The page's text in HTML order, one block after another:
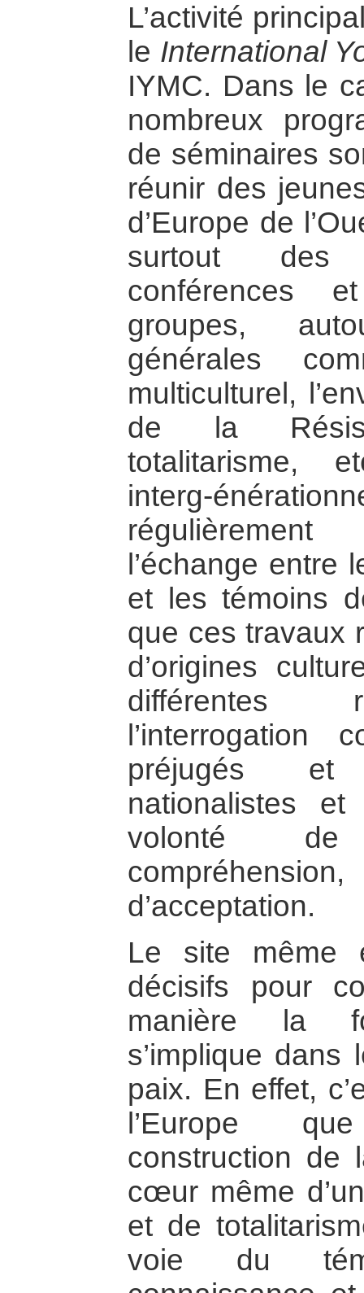
L’activité
le International
IYMC. Dans le
nombreux
de séminaires
réunir des
d’Europe de
surtout des
conférences
groupes,
générales
multiculturel,
de la
totalitarisme,
interg-
l’échange entre
et les témoins
que ces travaux
d’origines
différentes
l’interrogation
préjugés et
nationalistes
volonté
d’acceptation.
Le site même
décisifs pour
manière la
s’implique dans
paix. En effet,
l’Europe
construction de
cœur même
et de
voie du